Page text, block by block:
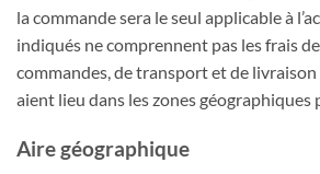
la commande sera le seul applicable à
indiqués ne comprennent pas les frais
commandes, de transport et de
aient lieu dans les zones géographiques
Aire géographique